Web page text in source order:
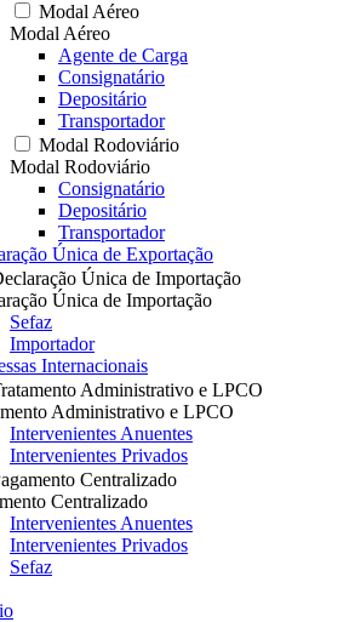
Modal Aéreo
Modal Aéreo
Agente de Carga
Consignatário
Depositário
Transportador
Modal Rodoviário
Modal Rodoviário
Consignatário
Depositário
Transportador
Única de Exportação
Única de Importação
Única de Importação
Sefaz
Importador
Internacionais
Administrativo e LPCO
Administrativo e LPCO
Intervenientes Anuentes
Intervenientes Privados
Centralizado
Centralizado
Intervenientes Anuentes
Intervenientes Privados
Sefaz